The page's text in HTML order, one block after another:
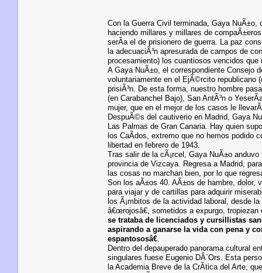
Con la Guerra Civil terminada, Gaya NuÃ±o,
haciendo millares y millares de
serÃ­a el de prisionero de guerra. La paz
la adecuaciÃ³n apresurada de campos de
procesamiento) los cuantiosos vencidos
A Gaya NuÃ±o, el correspondiente Consejo
voluntariamente en el EjÃ©rcito republicano
prisiÃ³n. De esta forma, nuestro hombre
(en Carabanchel Bajo), San AntÃ³n o
mujer, que en el mejor de los casos le
DespuÃ©s del cautiverio en Madrid, Gaya
Las Palmas de Gran Canaria. Hay quien
los CaÃ­dos, extremo que no hemos podido
libertad en febrero de 1943.
Tras salir de la cÃ¡rcel, Gaya NuÃ±o
provincia de Vizcaya. Regresa a Madrid,
las cosas no marchan bien, por lo que
Son los aÃ±os 40. AÃ±os de hambre, dolor,
para viajar y de cartillas para adquirir
los Ã¡mbitos de la actividad laboral, desde
â€œrojosâ€, sometidos a expurgo,
se trataba de licenciados y cursillistas
aspirando a ganarse la vida con pena y
espantososâ€
Dentro del depauperado panorama cultural
singulares fuese Eugenio DÂ´Ors. Esta
la Academia Breve de la CrÃ­tica del Arte,